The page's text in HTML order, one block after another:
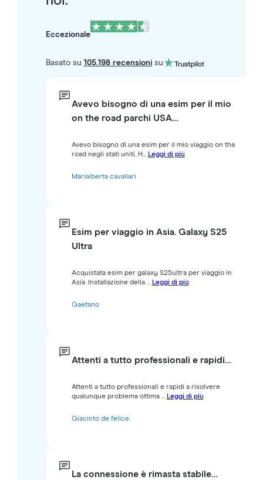
Eccezionale
Basato su 105.198 recensionisu
Avevo bisogno di una esim per il mio
on the road parchi USA…
Avevo bisogno di una esim per il mio viaggio on the
road negli stati uniti. H... Leggi di più
Marialberta cavallari
Esim per viaggio in Asia. Galaxy S25
Ultra
Acquistata esim per galaxy S25ultra per viaggio in
Asia. Installazione della ... Leggi di più
Gaetano
Attenti a tutto professionali e rapidi…
Attenti a tutto professionali e rapidi a risolvere
qualunque problema ottima ... Leggi di più
Giacinto de felice
La connessione è rimasta stabile…